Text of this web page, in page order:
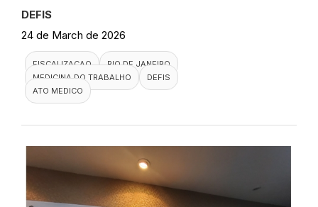
DEFIS
24 de March de 2026
FISCALIZACAO
RIO DE JANEIRO
MEDICINA DO TRABALHO
DEFIS
ATO MEDICO